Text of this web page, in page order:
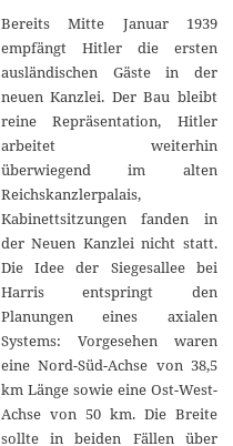
Bereits Mitte Januar 1939
empfängt Hitler die ersten
ausländischen Gäste in der
neuen Kanzlei. Der Bau bleibt
reine Repräsentation, Hitler
arbeitet weiterhin
überwiegend im alten
Reichskanzlerpalais,
Kabinettsitzungen fanden in
der Neuen Kanzlei nicht statt.
Die Idee der Siegesallee bei
Harris entspringt den
Planungen eines axialen
Systems: Vorgesehen waren
eine Nord-Süd-Achse von 38,5
km Länge sowie eine Ost-West-
Achse von 50 km. Die Breite
sollte in beiden Fällen über